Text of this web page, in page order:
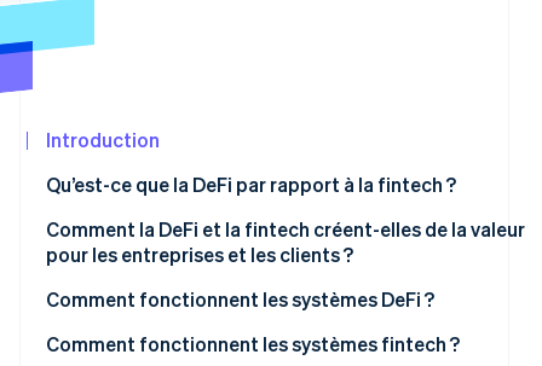
Radar
Constitution de start-up
Élimination du carbone
Identity
Vérification de l'identité
Stripe App
Marketplace
Introduction
Qu’est-ce que la DeFi par rapport à la fintech ?
À qui appartient l’architecture ?
Qui établit les règles ?
Comment la DeFi et la fintech créent-elles de la valeur
pour les entreprises et les clients ?
Avantages de la DeFi
Avantages de la fintech
Comment fonctionnent les systèmes DeFi ?
Comment fonctionnent les systèmes fintech ?